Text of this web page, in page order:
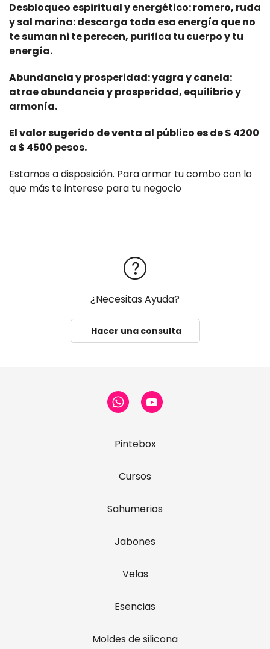
Desbloqueo espiritual y energético: romero, ruda
y sal marina: descarga toda esa energía que no
te suman ni te perecen, purifica tu cuerpo y tu
energía.
Abundancia y prosperidad: yagra y canela:
atrae abundancia y prosperidad, equilibrio y
armonía.
El valor sugerido de venta al público es de $ 4200
a $ 4500 pesos.
Estamos a disposición. Para armar tu combo con lo
que más te interese para tu negocio
¿Necesitas Ayuda?
Hacer una consulta
Pintebox
Cursos
Sahumerios
Jabones
Velas
Esencias
Moldes de silicona